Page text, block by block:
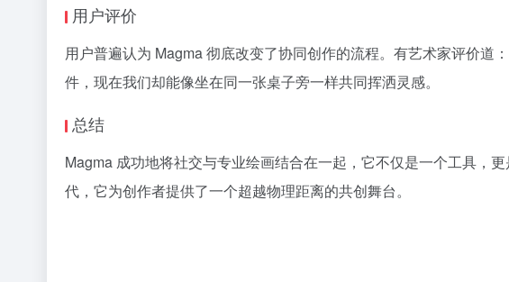
用户评价
用户普遍认为 Magma 彻底改变了协同创作的流程。有艺术家评价道
件，现在我们却能像坐在同一张桌子旁一样共同挥洒灵感。
总结
Magma 成功地将社交与专业绘画结合在一起，它不仅是一个工具，
代，它为创作者提供了一个超越物理距离的共创舞台。